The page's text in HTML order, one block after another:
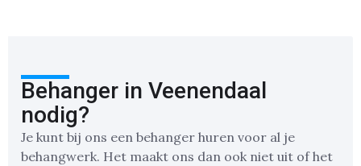
Behanger in Veenendaal
nodig?
Je kunt bij ons een behanger huren voor al je
behangwerk. Het maakt ons dan ook niet uit of het